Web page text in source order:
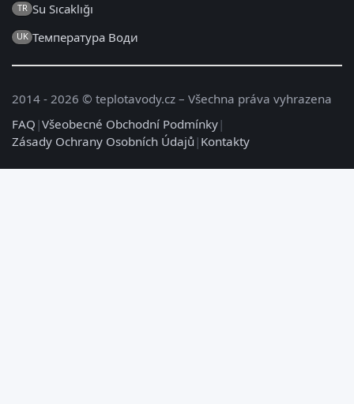
TR Su Sıcaklığı
UK Температура Води
2014 - 2026 © teplotavody.cz – Všechna práva vyhrazena
FAQ |Všeobecné Obchodní Podmínky|
Zásady Ochrany Osobních Údajů | Kontakty